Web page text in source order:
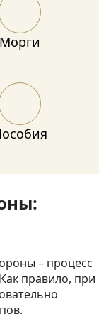
Морги
– процесс
правило, при